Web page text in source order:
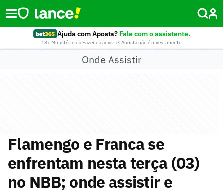
Ajuda com Aposta? Fale com o assistente.
18+ Ministério da Fazenda adverte: Aposta não é investimento
Onde Assistir
Flamengo e Franca se
enfrentam nesta terça (03)
no NBB; onde assistir e